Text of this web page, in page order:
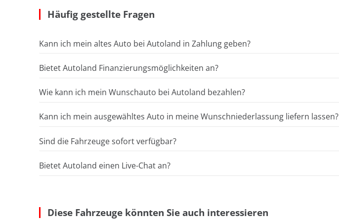
Häufig gestellte Fragen
Kann ich mein altes Auto bei Autoland in Zahlung geben?
Bietet Autoland Finanzierungsmöglichkeiten an?
Wie kann ich mein Wunschauto bei Autoland bezahlen?
Kann ich mein ausgewähltes Auto in meine Wunschniederlassung liefern lassen?
Sind die Fahrzeuge sofort verfügbar?
Bietet Autoland einen Live-Chat an?
Diese Fahrzeuge könnten Sie auch interessieren